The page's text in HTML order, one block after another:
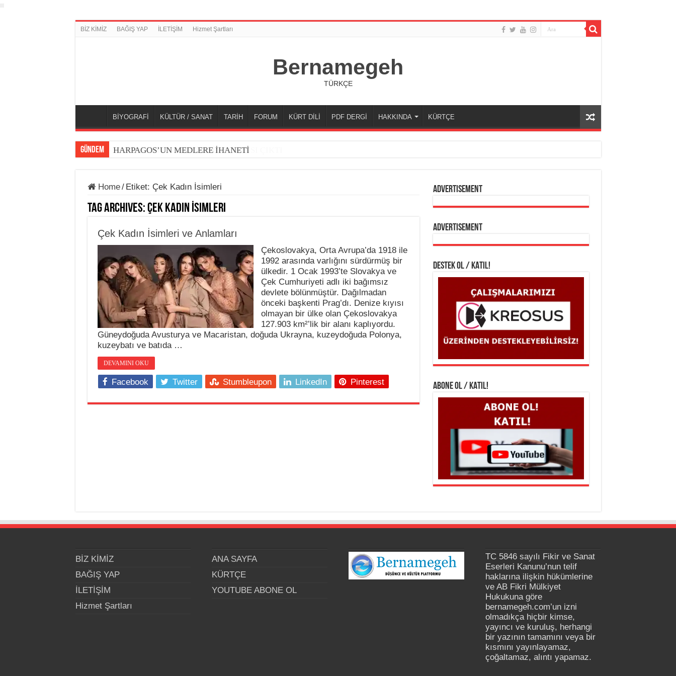
BİZ KİMİZ BAĞIŞ YAP İLETİŞİM Hizmet Şartları
Bernamegeh
TÜRKÇE
BİYOGRAFİ KÜLTÜR / SANAT TARİH FORUM KÜRT DİLİ PDF DERGİ HAKKINDA KÜRTÇE
GÜNDEM HARPAGOS’UN MEDLERE İHANETİ
Home/ Etiket: Çek Kadın İsimleri
Tag Archives:Çek Kadın İsimleri
Çek Kadın İsimleri ve Anlamları
Çekoslovakya, Orta Avrupa’da 1918 ile
1992 arasında varlığını sürdürmüş bir
ülkedir. 1 Ocak 1993’te Slovakya ve
Çek Cumhuriyeti adlı iki bağımsız
devlete bölünmüştür. Dağılmadan
önceki başkenti Prag’dı. Denize kıyısı
olmayan bir ülke olan Çekoslovakya
127.903 km²’lik bir alanı kaplıyordu.
Güneydoğuda Avusturya ve Macaristan, doğuda Ukrayna, kuzeydoğuda Polonya,
kuzeybatı ve batıda …
DEVAMINI OKU
Facebook Twitter Stumbleupon LinkedIn Pinterest
Advertisement
Advertisement
DESTEK OL / KATIL!
ABONE OL / KATIL!
BİZ KİMİZ
BAĞIŞ YAP
İLETİŞİM
Hizmet Şartları
ANA SAYFA
KÜRTÇE
YOUTUBE ABONE OL
TC 5846 sayılı Fikir ve Sanat
Eserleri Kanunu’nun telif
haklarına ilişkin hükümlerine
ve AB Fikri Mülkiyet
Hukukuna göre
bernamegeh.com’un izni
olmadıkça hiçbir kimse,
yayıncı ve kuruluş, herhangi
bir yazının tamamını veya bir
kısmını yayınlayamaz,
çoğaltamaz, alıntı yapamaz.